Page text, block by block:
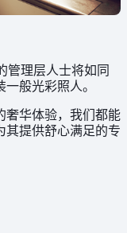
管理层人士将如同
般光彩照人。
奢华体验，我们都能
其提供舒心满足的专